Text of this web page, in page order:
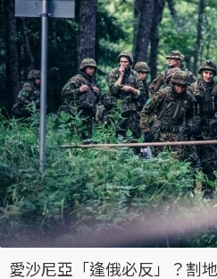
愛沙尼亞「逢俄必反」？割